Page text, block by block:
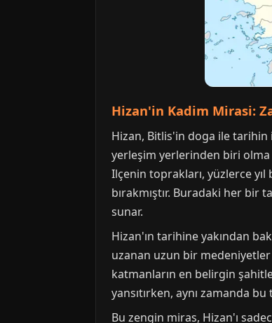
Hizan'in Kadim Mirasi:
Hizan, Bitlis'in doga ile
yerleşim yerlerinden biri
Ilçenin toprakları, yüzlerce
bırakmıştır. Buradaki her bir
sunar.
Hizan'ın tarihine yakından
uzanan uzun bir
katmanların en belirgin
yansıtırken, aynı zamanda
Bu zengin miras, Hizan'ı